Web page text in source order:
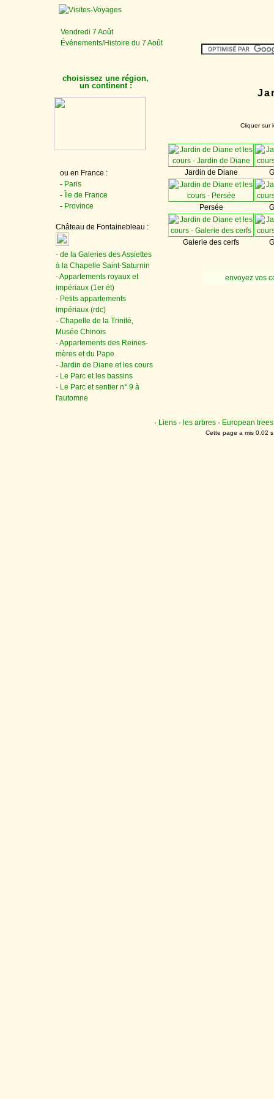
Vendredi 7 Août
Événements/Histoire du 7 Août
choisissez une région,
un continent :
ou en France :
- Paris
-
Île de France
- Province
Château de Fontainebleau :
- de la Galeries des Assiettes
à la Chapelle Saint-Saturnin
- Appartements royaux et
impériaux (1er ét)
- Petits appartements
impériaux (rdc)
- Chapelle de la Trinité,
Musée Chinois
- Appartements des Reines-
mères et du Pape
- Jardin de Diane et les cours
- Le Parc et les bassins
- Le Parc et sentier n° 9 à
l'automne
Cliquer sur
Jardin de Diane
Persée
Galerie des cerfs
envoyez vos
· Liens · les arbres · European trees
Cette page a mis 0.02